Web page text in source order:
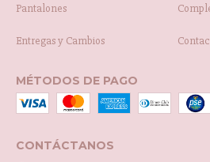
Pantalones
Entregas y Cambios
MÉTODOS DE PAGO
CONTÁCTANOS